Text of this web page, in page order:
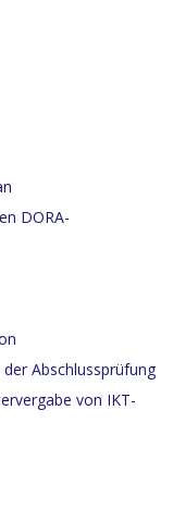
DORA-
Abschlussprüfung
von IKT-